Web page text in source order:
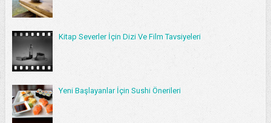
Kitap Severler İçin Dizi Ve Film Tavsiyeleri
Yeni Başlayanlar İçin Sushi Önerileri